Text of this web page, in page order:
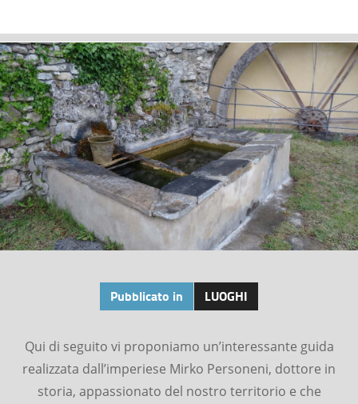
Pubblicato in LUOGHI
Qui di seguito vi proponiamo un’interessante guida
realizzata dall’imperiese Mirko Personeni, dottore in
storia, appassionato del nostro territorio e che